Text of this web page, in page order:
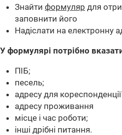
Знайти формуляр для
заповнити його
Надіслати на електронну
У формулярі потрібно
ПІБ;
песель;
адресу для кореспонденції
адресу проживання
місце і час роботи;
інші дрібні питання.